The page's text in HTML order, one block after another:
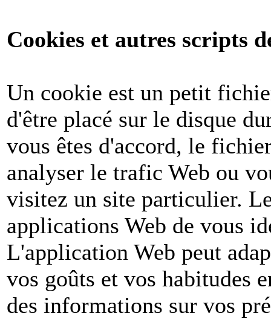
Cookies et autres scripts
Un cookie est un petit
d'être placé sur le disque
vous êtes d'accord, le
analyser le trafic Web ou
visitez un site particulier.
applications Web de vous
L'application Web peut
vos goûts et vos habitudes
des informations sur vos